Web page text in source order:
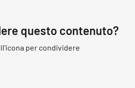
questo contenuto?
per condividere